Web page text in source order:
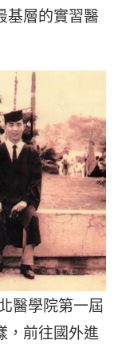
基層的實習醫
醫學院第一屆
，前往國外進